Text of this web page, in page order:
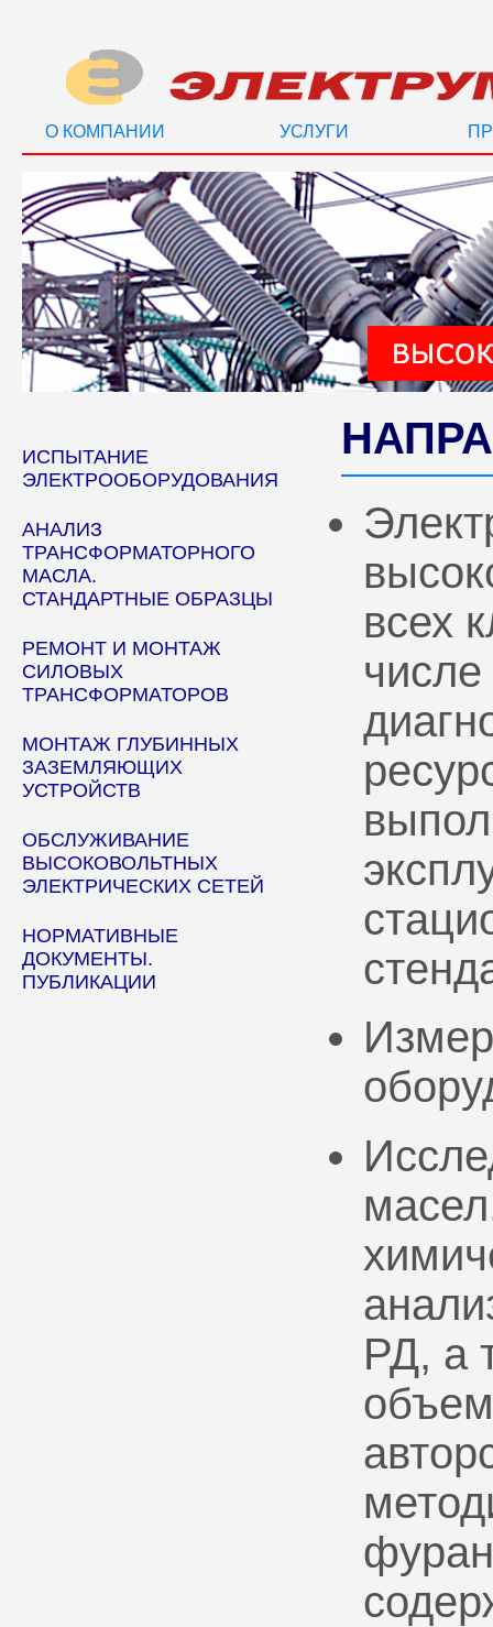
О КОМПАНИИ УСЛУГИ
ИСПЫТАНИЕ
ЭЛЕКТРООБОРУДОВАНИЯ
АНАЛИЗ
ТРАНСФОРМАТОРНОГО
МАСЛА.
СТАНДАРТНЫЕ ОБРАЗЦЫ
РЕМОНТ И МОНТАЖ
СИЛОВЫХ
ТРАНСФОРМАТОРОВ
МОНТАЖ ГЛУБИННЫХ
ЗАЗЕМЛЯЮЩИХ
УСТРОЙСТВ
ОБСЛУЖИВАНИЕ
ВЫСОКОВОЛЬТНЫХ
ЭЛЕКТРИЧЕСКИХ СЕТЕЙ
НОРМАТИВНЫЕ
ДОКУМЕНТЫ.
ПУБЛИКАЦИИ
всех
РД, а